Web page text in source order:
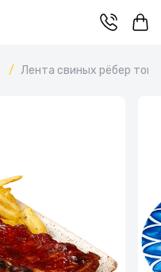
Лента свиных рёбер